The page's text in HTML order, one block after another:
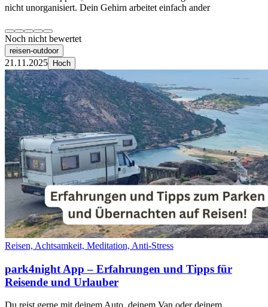
nicht unorganisiert. Dein Gehirn arbeitet einfach ander
Noch nicht bewertet
reisen-outdoor
21.11.2025 Hoch
Reisen, Achtsamkeit, Meditation, Anti-Stress
park4night App – Erfahrungen und Tipps für
Reisende und Urlauber